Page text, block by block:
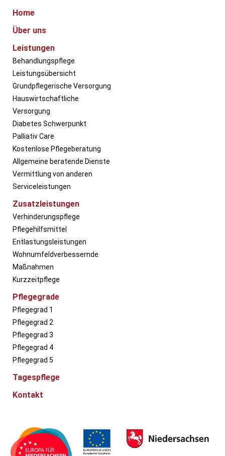
Home
Über uns
Leistungen
Behandlungspflege
Leistungsübersicht
Grundpflegerische Versorgung
Hauswirtschaftliche
Versorgung
Diabetes Schwerpunkt
Palliativ Care
Kostenlose Pflegeberatung
Allgemeine beratende Dienste
Vermittlung von anderen
Serviceleistungen
Zusatzleistungen
Verhinderungspflege
Pflegehilfsmittel
Entlastungsleistungen
Wohnumfeldverbessernde
Maßnahmen
Kurzzeitpflege
Pflegegrade
Pflegegrad 1
Pflegegrad 2
Pflegegrad 3
Pflegegrad 4
Pflegegrad 5
Tagespflege
Kontakt